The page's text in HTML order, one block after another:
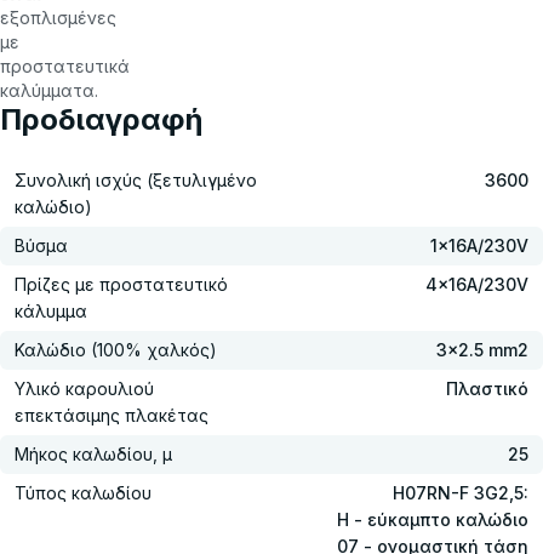
εξοπλισμένες
με
προστατευτικά
καλύμματα.
Προδιαγραφή
Συνολική ισχύς (ξετυλιγμένο
καλώδιο)
3600
Βύσμα
1x16Α/230V
Πρίζες με προστατευτικό
κάλυμμα
4x16Α/230V
Καλώδιο (100% χαλκός)
3x2.5 mm2
Υλικό καρουλιού
επεκτάσιμης πλακέτας
Πλαστικό
Μήκος καλωδίου, μ
25
Τύπος καλωδίου
H07RN-F 3G2,5:
H - εύκαμπτο καλώδιο
07 - ονομαστική τάση